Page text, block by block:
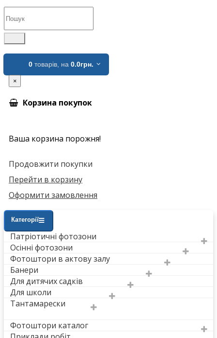
0 товарів, на 0.0грн.
×
Корзина покупок
Ваша корзина порожня!
Продовжити покупки
Перейти в корзину
Оформити замовлення
Категорії
Патріотичні фотозони
Осінні фотозони
Фотоштори в актову залу
Банери
Для дитячих садків
Для школи
Тантамарески
Фотоштори каталог